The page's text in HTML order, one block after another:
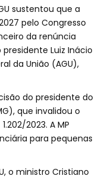
sustentou que a
pelo Congresso
da renúncia
Luiz Inácio
da União (AGU),
do presidente do
que invalidou o
2023. A MP
para pequenas
o ministro Cristiano